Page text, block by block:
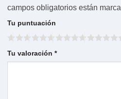
campos obligatorios están
Tu puntuación
Tu valoración *